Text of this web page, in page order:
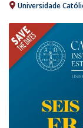
Universidade